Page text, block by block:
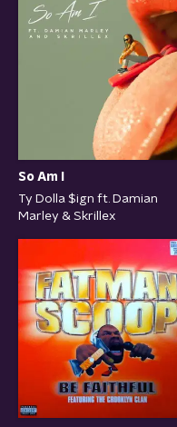
So Am I
Ty Dolla $ign ft. Damian
Marley & Skrillex